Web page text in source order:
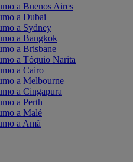
a Buenos Aires
a Dubai
a Sydney
a Bangkok
a Brisbane
a Tóquio Narita
a Cairo
a Melbourne
a Cingapura
a Perth
a Malé
a Amã